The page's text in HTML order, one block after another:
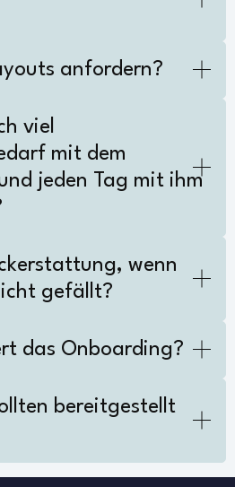
anfordern?
viel
mit dem
jeden Tag mit ihm
wenn
gefällt?
das Onboarding?
bereitgestellt